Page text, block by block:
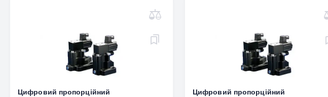
Цифровий пропорційний
Цифровий пропорційний